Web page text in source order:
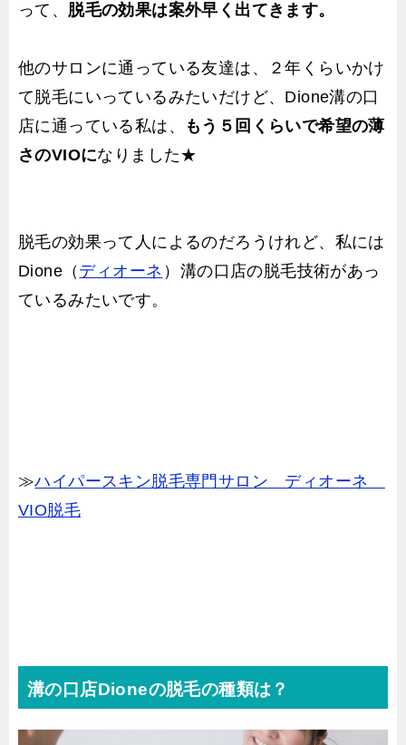
って、 脱毛の効果は案外早く出てきます。
他のサロンに通っている友達は、２年くらいかけ
て脱毛にいっているみたいだけど、Dione溝の口
店に通っている私は、
もう５回くらいで希望の薄
さのVIOになりました★
脱毛の効果って人によるのだろうけれど、私には
Dione（ ディオーネ ）溝の口店の脱毛技術があっ
ているみたいです。
≫ハイパースキン脱毛専門サロン ディオーネ
VIO脱毛
溝の口店Dioneの脱毛の種類は？